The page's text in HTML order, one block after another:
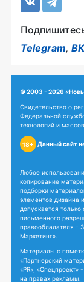
Telegram,
© 2003 - 2026
Свидетельство о
Федеральной
технологий и
18+ Данный сайт
Любое
копирование
подборки
элементов дизайна
допускается только
письменного
правообладателя -
Маркетинг».
Материалы с
«Партнерский
«PR», «Спецпроект»
на правах рекламы.